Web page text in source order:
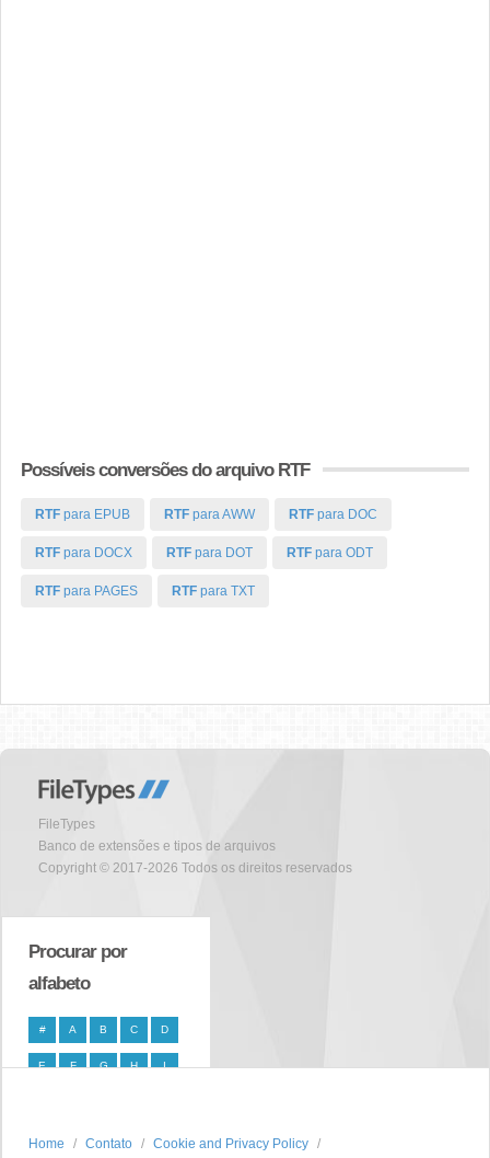
Possíveis conversões do arquivo RTF
RTF para EPUB RTF para AWW RTF para DOC
RTF para DOCX RTF para DOT RTF para ODT
RTF para PAGES RTF para TXT
FileTypes
Banco de extensões e tipos de arquivos
Copyright © 2017-2026 Todos os direitos reservados
Procurar por
alfabeto
# A B C D
E F G H I
P S
Home Contato Cookie and Privacy Policy